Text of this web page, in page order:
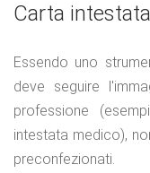
Carta
Essendo uno
deve seguire
professione
intestata medico),
preconfezionati.